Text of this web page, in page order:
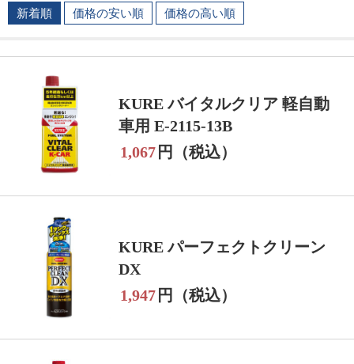
新着順
価格の安い順 価格の高い順
KURE バイタルクリア 軽自動
車用 E-2115-13B
1,067 円（税込）
KURE パーフェクトクリーン
DX
1,947 円（税込）